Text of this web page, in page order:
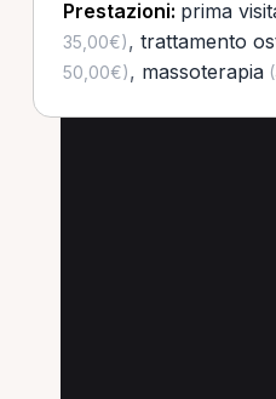
Prestazioni: prima
35,00€), trattamento
50,00€), massoterapia